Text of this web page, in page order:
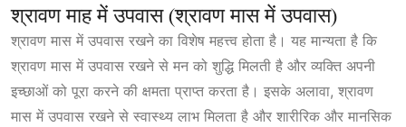
श्रावण माह में उपवास (श्रावण मास में उपवास)
श्रावण मास में उपवास रखने का विशेष महत्त्व होता है। यह मान्यता है कि
श्रावण मास में उपवास रखने से मन को शुद्धि मिलती है और व्यक्ति अपनी
इच्छाओं को पूरा करने की क्षमता प्राप्त करता है। इसके अलावा, श्रावण
मास में उपवास रखने से स्वास्थ्य लाभ मिलता है और शारीरिक और मानसिक